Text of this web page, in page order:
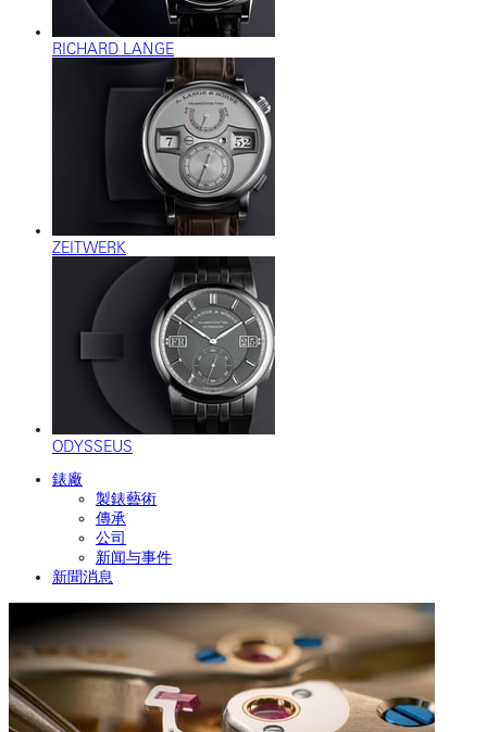
RICHARD LANGE
ZEITWERK
ODYSSEUS
錶廠
製錶藝術
傳承
公司
新闻与事件
新聞消息